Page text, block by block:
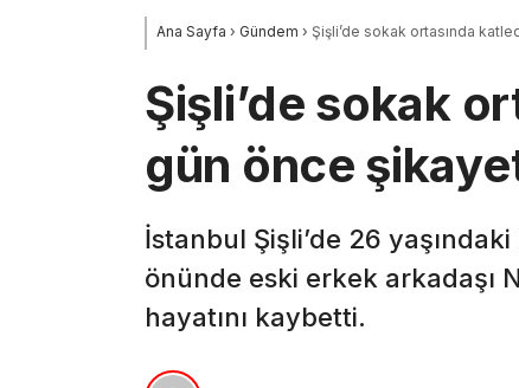
Ana Sayfa › Gündem › Şişli’de sokak ortasında
Şişli’de sokak
gün önce
İstanbul Şişli’de 26
önünde eski erkek arkadaşı
hayatını kaybetti.